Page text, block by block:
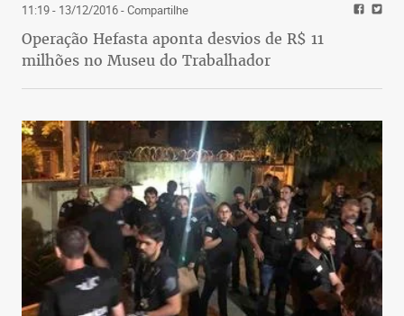
11:19 - 13/12/2016- Compartilhe
Operação Hefasta aponta desvios de R$ 11
milhões no Museu do Trabalhador